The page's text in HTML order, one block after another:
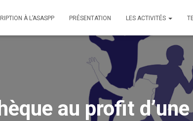
À L’ASASPP PRÉSENTATION LES ACTIVITÉS
au profit